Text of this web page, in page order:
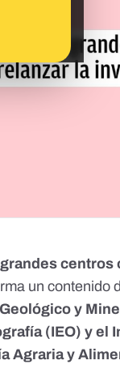
un contenido
y
(IEO) y el
Agraria y